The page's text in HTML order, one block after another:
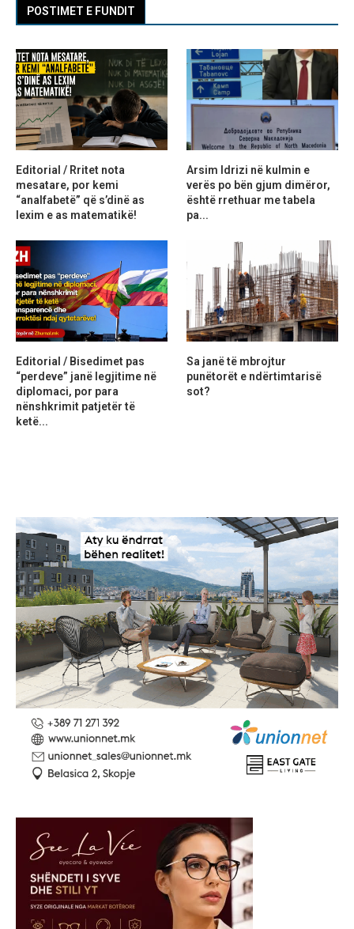
POSTIMET E FUNDIT
Editorial / Rritet nota
mesatare, por kemi
“analfabetë” që s’dinë as
lexim e as matematikë!
Arsim Idrizi në kulmin e
verës po bën gjum dimëror,
është rrethuar me tabela
pa...
Editorial / Bisedimet pas
“perdeve” janë legjitime në
diplomaci, por para
nënshkrimit patjetër të
ketë...
Sa janë të mbrojtur
punëtorët e ndërtimtarisë
sot?